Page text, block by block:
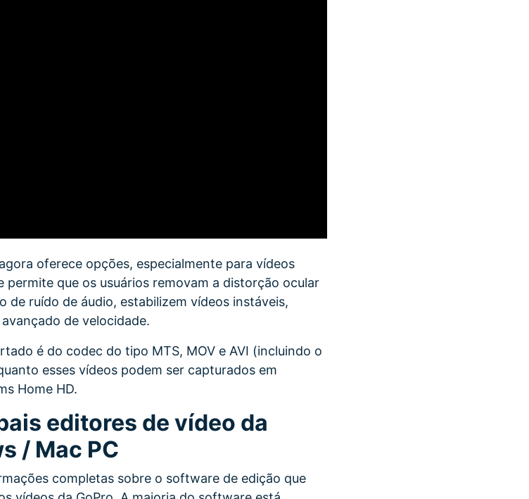
oferece opções, especialmente para vídeos
permite que os usuários removam a distorção ocular
de ruído de áudio, estabilizem vídeos instáveis,
de velocidade.
é do codec do tipo MTS, MOV e AVI (incluindo o
esses vídeos podem ser capturados em
Home HD.
editores de vídeo da
/ Mac PC
completas sobre o software de edição que